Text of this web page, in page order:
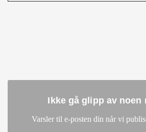
Ikke gå glipp av noen
Varsler til e-posten din når vi